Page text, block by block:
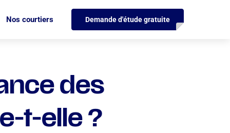
Nos courtiers Demande d'étude gratuite
des
t-elle ?